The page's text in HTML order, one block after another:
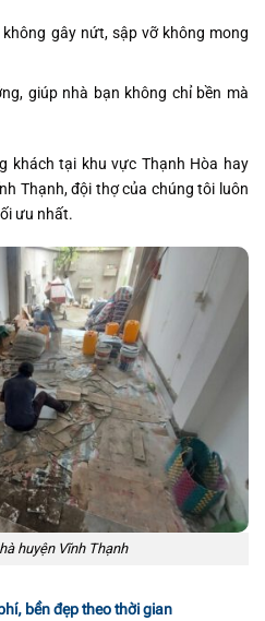
gây nứt, sập vỡ không mong
giúp nhà bạn không chỉ bền mà
khách tại khu vực Thạnh Hòa hay
Thạnh, đội thợ của chúng tôi luôn
ưu nhất.
huyện Vĩnh Thạnh
bền đẹp theo thời gian